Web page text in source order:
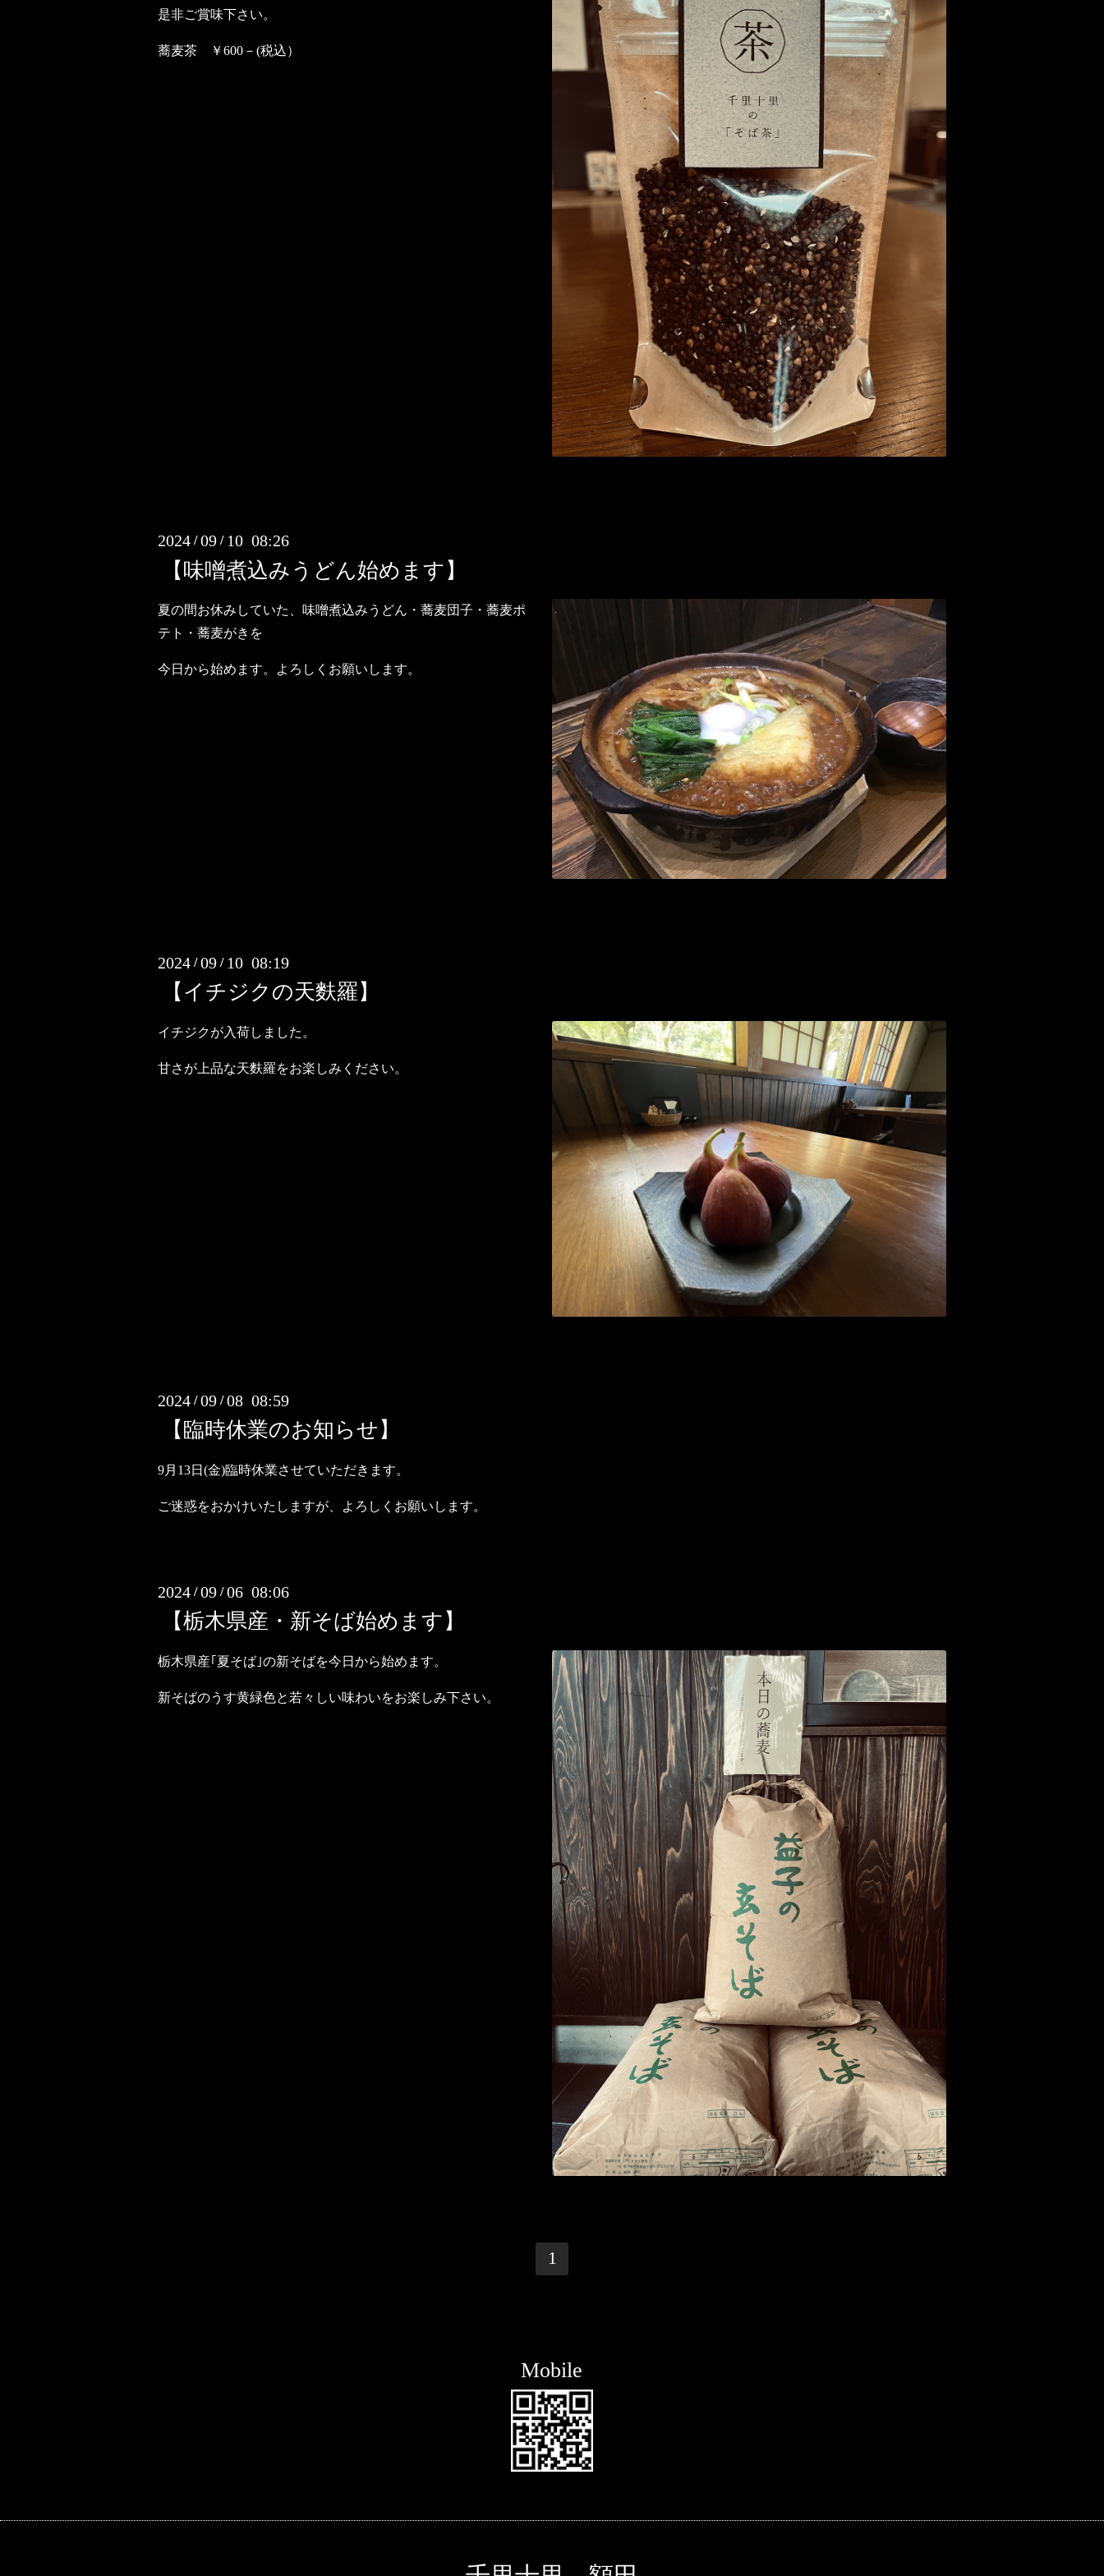
是非ご賞味下さい。
蕎麦茶 ￥600－(税込）
2024 /09 / 10 08:26
【味噌煮込みうどん始めます】
夏の間お休みしていた、味噌煮込みうどん・蕎麦団子・蕎麦ポ
テト・蕎麦がきを
今日から始めます。よろしくお願いします。
2024 /09 / 10 08:19
【イチジクの天麩羅】
イチジクが入荷しました。
甘さが上品な天麩羅をお楽しみください。
2024 /09 /08 08:59
【臨時休業のお知らせ】
9月13日(金)臨時休業させていただきます。
ご迷惑をおかけいたしますが、よろしくお願いします。
2024 /09 /06 08:06
【栃木県産・新そば始めます】
栃木県産｢夏そば｣の新そばを今日から始めます。
新そばのうす黄緑色と若々しい味わいをお楽しみ下さい。
1
Mobile